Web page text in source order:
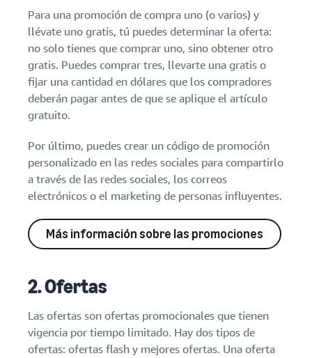
Para una promoción de compra uno (o varios) y
llévate uno gratis, tú puedes determinar la oferta:
no solo tienes que comprar uno, sino obtener otro
gratis. Puedes comprar tres, llevarte una gratis o
fijar una cantidad en dólares que los compradores
deberán pagar antes de que se aplique el artículo
gratuito.
Por último, puedes crear un código de promoción
personalizado en las redes sociales para compartirlo
a través de las redes sociales, los correos
electrónicos o el marketing de personas influyentes.
Más información sobre las promociones
2. Ofertas
Las ofertas son ofertas promocionales que tienen
vigencia por tiempo limitado. Hay dos tipos de
ofertas: ofertas flash y mejores ofertas. Una oferta